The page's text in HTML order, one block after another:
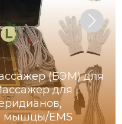
(БЭМ) для
для
мышцы/EMS